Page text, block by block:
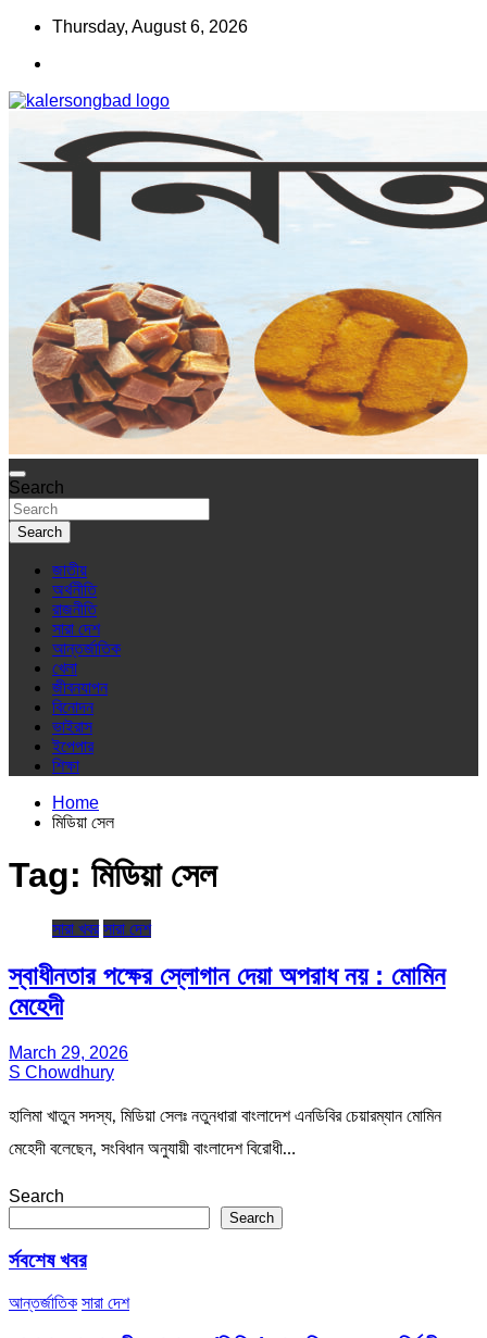
Skip
content
Thursday, August 6, 2026
কালের সংবাদ
www.kalersongbad.com
Search
Search
জাতীয়
অর্থনীতি
রাজনীতি
সারা দেশ
আন্তর্জাতিক
খেলা
জীবনযাপন
বিনোদন
ভাইরাস
ইপেপার
শিক্ষা
Home
মিডিয়া সেল
Tag: মিডিয়া সেল
সারা খবর সারা দেশ
স্বাধীনতার পক্ষের স্লোগান দেয়া অপরাধ নয় : মোমিন
মেহেদী
March 29, 2026
S Chowdhury
হালিমা খাতুন সদস্য, মিডিয়া সেলঃ নতুনধারা বাংলাদেশ এনডিবির চেয়ারম্যান মোমিন
মেহেদী বলেছেন, সংবিধান অনুযায়ী বাংলাদেশ বিরোধী…
Search
Search
র্সবশেষ খবর
আন্তর্জাতিক সারা দেশ